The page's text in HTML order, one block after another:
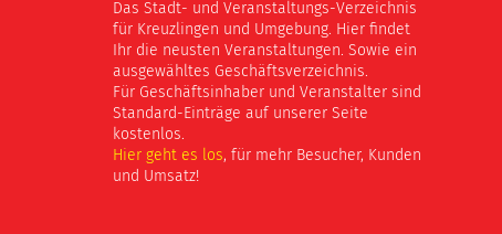
Das Stadt- und Veranstaltungs-Verzeichnis
für Kreuzlingen und Umgebung. Hier findet
Ihr die neusten Veranstaltungen. Sowie ein
ausgewähltes Geschäftsverzeichnis.
Für Geschäftsinhaber und Veranstalter sind
Standard-Einträge auf unserer Seite
kostenlos.
Hier geht es los, für mehr Besucher, Kunden
und Umsatz!